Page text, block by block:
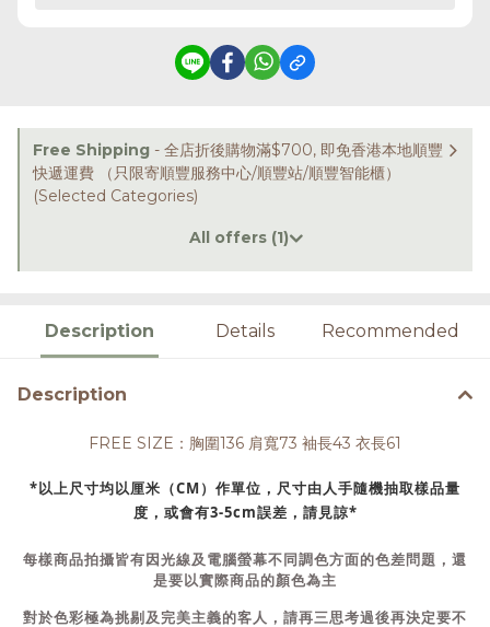
Free Shipping - 全店折後購物滿$700, 即免香港本地順豐
快遞運費 （只限寄順豐服務中心/順豐站/順豐智能櫃）
(Selected Categories)
All offers (1)
Description Details Recommended
Description
FREE SIZE：胸圍136 肩寬73 袖長43 衣長61
*以上尺寸均以厘米（CM）作單位，尺寸由人手隨機抽取樣品量
度，或會有3-5cm誤差，請見諒*
每樣商品拍攝皆有因光線及電腦螢幕不同調色方面的色差問題，還
是要以實際商品的顏色為主
對於色彩極為挑剔及完美主義的客人，請再三思考過後再決定要不